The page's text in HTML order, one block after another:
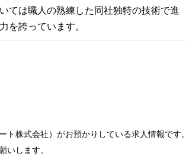
ては職人の熟練した同社独特の技術で進
を誇っています。
株式会社）がお預かりしている求人情報です。
いします。